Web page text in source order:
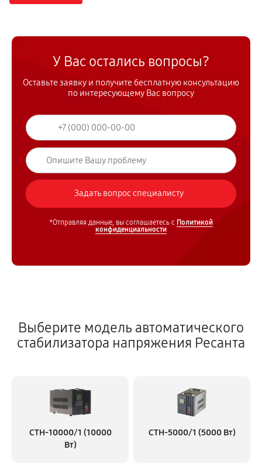
У Вас остались вопросы?
Оставьте заявку и получите бесплатную консультацию
по интересующему Вас вопросу
*Отправляя данные, вы соглашаетесь с Политикой
конфиденциальности
Выберите модель автоматического
стабилизатора напряжения Ресанта
СТН-10000/1 (10000
Вт)
СТН-5000/1 (5000 Вт)